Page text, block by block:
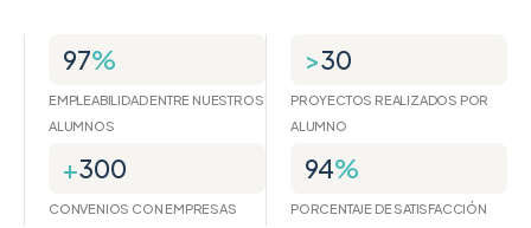
97%
EMPLEABILIDAD ENTRE NUESTROS
ALUMNOS
>30
PROYECTOS REALIZADOS POR
ALUMNO
+300
CONVENIOS CON EMPRESAS
94%
PORCENTAJE DE SATISFACCIÓN